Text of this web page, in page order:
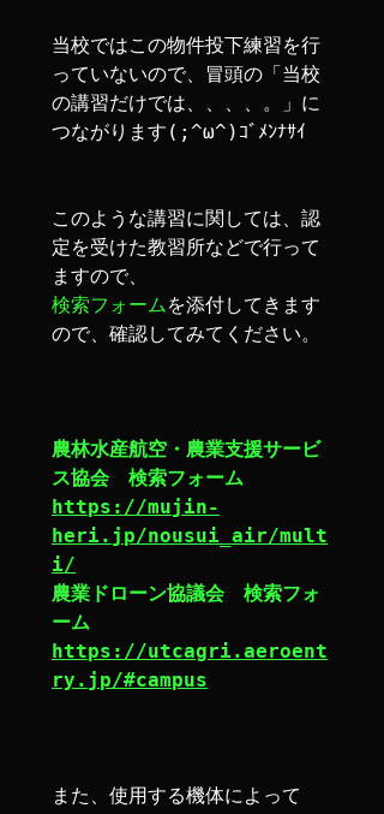
当校ではこの物件投下練習を行
っていないので、冒頭の「当校
の講習だけでは、、、、。」に
つながります(;^ω^)ｺﾞﾒﾝﾅｻｲ
このような講習に関しては、認
定を受けた教習所などで行って
検索フォーム を添付してきます
ので、確認してみてください。
農林水産航空・農業支援サービ
https://mujin-
heri.jp/nousui_air/mult
i/
農業ドローン協議会　検索フォ
https://utcagri.aeroent
ry.jp/#campus